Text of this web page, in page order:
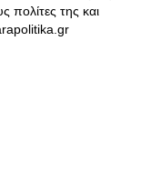
πολίτες της και